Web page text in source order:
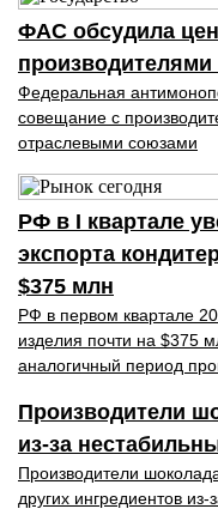
ФАС обсудила
Федеральная
совещание с
отраслевыми союзами
РФ в I квартале
экспорта
$375 млн
РФ в первом квартале
изделия почти на $375
аналогичный период
Производители
из-за
Производители
других ингредиентов